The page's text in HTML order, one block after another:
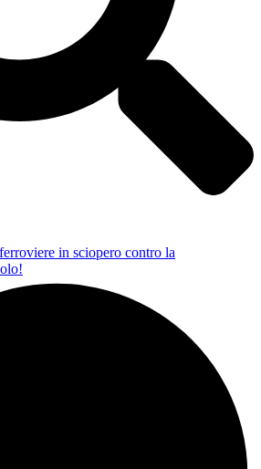
in sciopero contro la